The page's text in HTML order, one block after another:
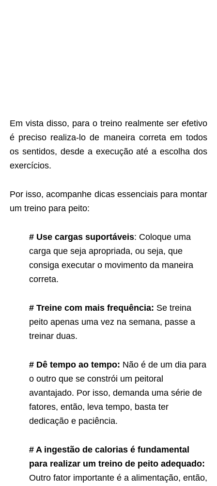
Em vista disso, para o treino realmente ser efetivo
é preciso realiza-lo de maneira correta em todos
os sentidos, desde a execução até a escolha dos
exercícios.
Por isso, acompanhe dicas essenciais para montar
um treino para peito:
# Use cargas suportáveis: Coloque uma
carga que seja apropriada, ou seja, que
consiga executar o movimento da maneira
correta.
# Treine com mais frequência: Se treina
peito apenas uma vez na semana, passe a
treinar duas.
# Dê tempo ao tempo: Não é de um dia para
o outro que se constrói um peitoral
avantajado. Por isso, demanda uma série de
fatores, então, leva tempo, basta ter
dedicação e paciência.
# A ingestão de calorias é fundamental
para realizar um treino de peito adequado:
Outro fator importante é a alimentação, então,